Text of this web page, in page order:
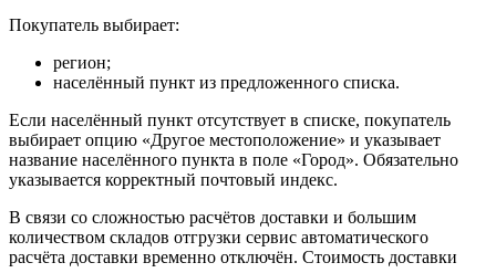
Покупатель выбирает:
регион;
населённый пункт из предложенного списка.
Если населённый пункт отсутствует в списке, покупатель
выбирает опцию «Другое местоположение» и указывает
название населённого пункта в поле «Город». Обязательно
указывается корректный почтовый индекс.
В связи со сложностью расчётов доставки и большим
количеством складов отгрузки сервис автоматического
расчёта доставки временно отключён. Стоимость доставки